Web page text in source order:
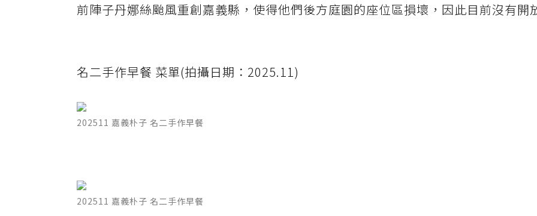
前陣子丹娜絲颱風重創嘉義縣，使得他們後方庭園的座位區損壞，因此目前沒有開
名二手作早餐 菜單(拍攝日期：2025.11)
202511 嘉義朴子 名二手作早餐
202511 嘉義朴子 名二手作早餐